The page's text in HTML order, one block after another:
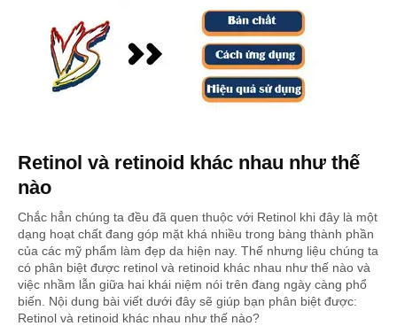
Retinol và retinoid khác nhau như thế
nào
Chắc hẳn chúng ta đều đã quen thuộc với Retinol khi đây là một
dạng hoạt chất đang góp mặt khá nhiều trong bàng thành phần
của các mỹ phẩm làm đẹp da hiện nay. Thế nhưng liệu chúng ta
có phân biệt được retinol và retinoid khác nhau như thế nào và
việc nhầm lẫn giữa hai khái niệm nói trên đang ngày càng phổ
biến. Nội dung bài viết dưới đây sẽ giúp bạn phân biệt được:
Retinol và retinoid khác nhau như thế nào?